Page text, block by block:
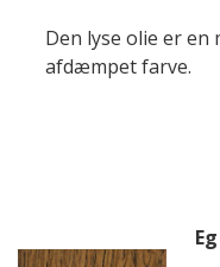
Den lyse olie er en
afdæmpet farve.